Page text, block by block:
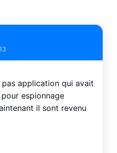
application qui avait
espionnage
il sont revenu